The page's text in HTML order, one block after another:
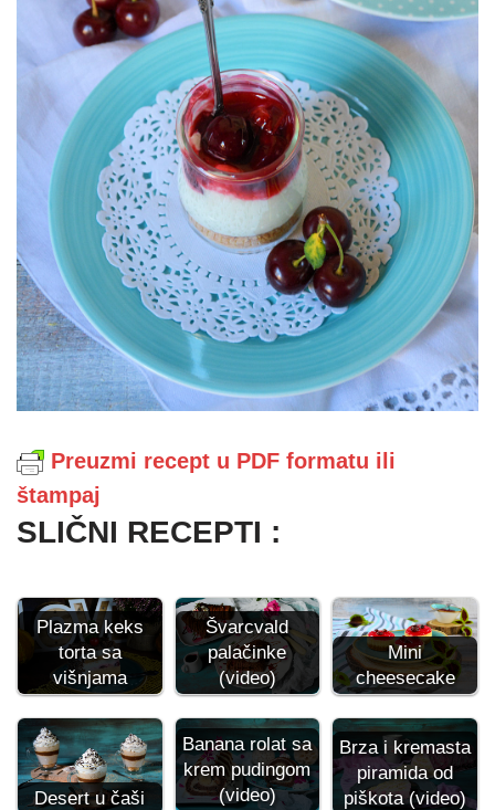
Preuzmi recept u PDF formatu ili
štampaj
SLIČNI RECEPTI :
Plazma keks
torta sa
višnjama
Švarcvald
palačinke
(video)
Mini
cheesecake
Desert u čaši
Banana rolat sa
krem pudingom
(video)
Brza i kremasta
piramida od
piškota (video)